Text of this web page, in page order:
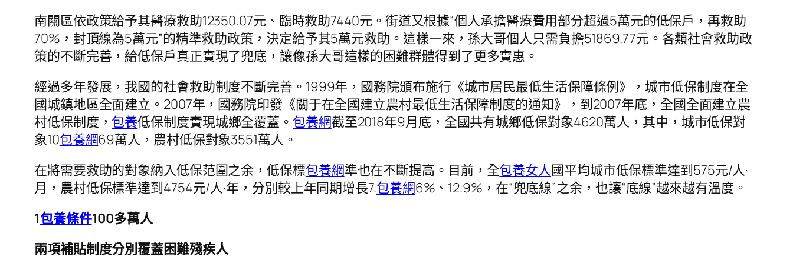
南關區依政策給予其醫療救助12350.07元、臨時救助7440元。街道又根據“個人承擔醫療費用部分超過5萬元的低保戶，再救助
70%，封頂線為5萬元”的精準救助政策，決定給予其5萬元救助。這樣一來，孫大哥個人只需負擔51869.77元。各類社會救助政
策的不斷完善，給低保戶真正實現了兜底，讓像孫大哥這樣的困難群體得到了更多實惠。
經過多年發展，我國的社會救助制度不斷完善。1999年，國務院頒布施行《城市居民最低生活保障條例》，城市低保制度在全
國城鎮地區全面建立。2007年，國務院印發《關于在全國建立農村最低生活保障制度的通知》，到2007年底，全國全面建立農
村低保制度， 包養低保制度實現城鄉全覆蓋。 包養網截至2018年9月底，全國共有城鄉低保對象4620萬人，其中，城市低保對
象10包養網69萬人，農村低保對象3551萬人。
在將需要救助的對象納入低保范圍之余，低保標包養網準也在不斷提高。目前，全包養女人國平均城市低保標準達到575元/人·
月，農村低保標準達到4754元/人·年，分別較上年同期增長7.包養網6%、12.9%，在“兜底線”之余，也讓“底線”越來越有溫度。
1包養條件100多萬人
兩項補貼制度分別覆蓋困難殘疾人